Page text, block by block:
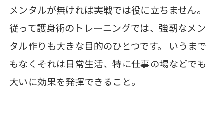
メンタルが無ければ実戦では役に立ちません。
従って護身術のトレーニングでは、強靭なメン
タル作りも大きな目的のひとつです。 いうまで
もなくそれは日常生活、特に仕事の場などでも
大いに効果を発揮できること。